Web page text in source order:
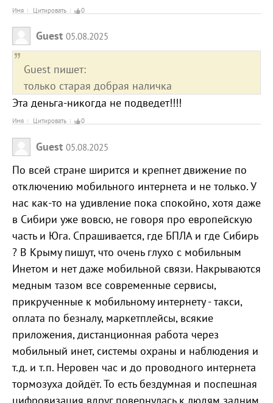
Имя Цитировать 0
Guest 05.08.2025
Guest пишет:
только старая добрая наличка
Эта деньга-никогда не подведет!!!!
Имя Цитировать 0
Guest 05.08.2025
По всей стране ширится и крепнет движение по
отключению мобильного интернета и не только. У
нас как-то на удивление пока спокойно, хотя даже
в Сибири уже вовсю, не говоря про европейскую
часть и Юга. Спрашивается, где БПЛА и где Сибирь
? В Крыму пишут, что очень глухо с мобильным
Инетом и нет даже мобильной связи. Накрываются
медным тазом все современные сервисы,
прикрученные к мобильному интернету - такси,
оплата по безналу, маркетплейсы, всякие
приложения, дистанционная работа через
мобильный инет, системы охраны и наблюдения и
т.д. и т.п. Неровен час и до проводного интернета
тормозуха дойдёт. То есть бездумная и поспешная
цифровизация вдруг повернулась к людям задним